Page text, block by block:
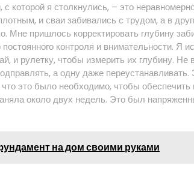
которой я столкнулись, – это
и сваи забивались с трудом, а в
Мне пришлось корректировать глубину
контроля и внимательности. Я
и рулетку, чтобы измерить их глубину.
а одну даже переустанавливать.
это было необходимо, чтобы обеспечить
около двух недель. Это был
на дом своими руками